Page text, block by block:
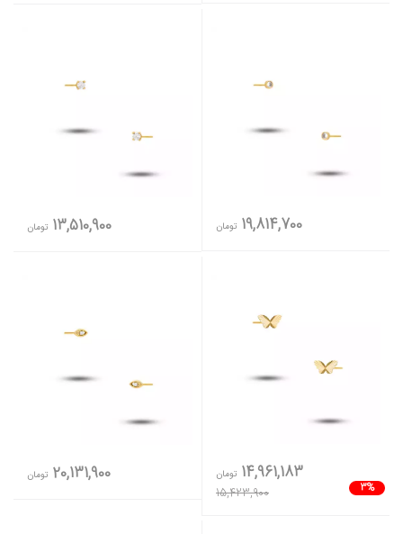
19,814,700 تومان 13,510,900 تومان
3%
14,961,183 تومان
15,423,900
20,131,900 تومان